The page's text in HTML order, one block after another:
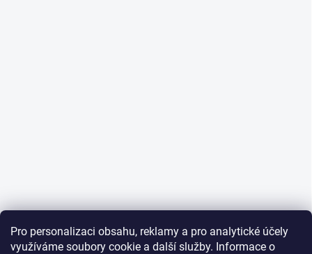
Pro personalizaci obsahu, reklamy a pro analytické účely
využíváme soubory cookie a další služby. Informace o